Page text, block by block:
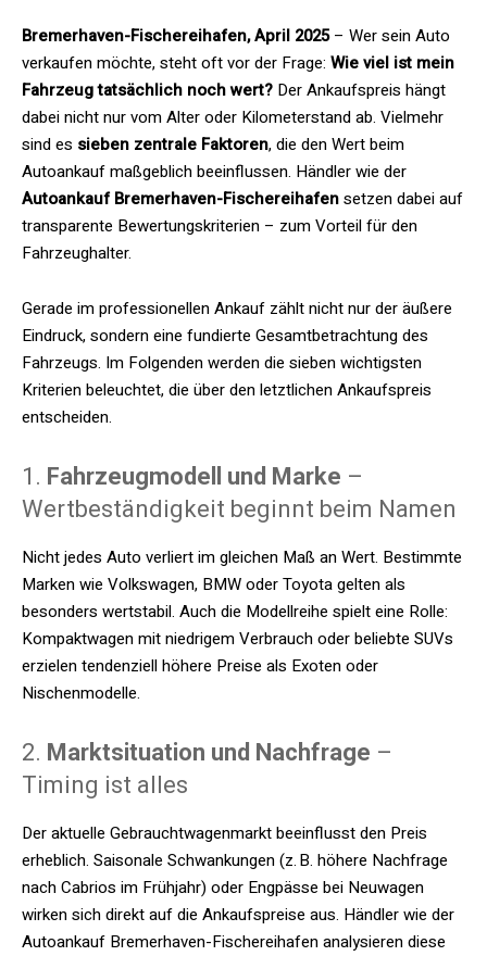
Bremerhaven-Fischereihafen, April 2025– Wer sein Auto
verkaufen möchte, steht oft vor der Frage: Wie viel ist mein
Fahrzeug tatsächlich noch wert? Der Ankaufspreis hängt
dabei nicht nur vom Alter oder Kilometerstand ab. Vielmehr
sind es sieben zentrale Faktoren, die den Wert beim
Autoankauf maßgeblich beeinflussen. Händler wie der
Autoankauf Bremerhaven-Fischereihafensetzen dabei auf
transparente Bewertungskriterien – zum Vorteil für den
Fahrzeughalter.
Gerade im professionellen Ankauf zählt nicht nur der äußere
Eindruck, sondern eine fundierte Gesamtbetrachtung des
Fahrzeugs. Im Folgenden werden die sieben wichtigsten
Kriterien beleuchtet, die über den letztlichen Ankaufspreis
entscheiden.
1. Fahrzeugmodell und Marke –
Wertbeständigkeit beginnt beim Namen
Nicht jedes Auto verliert im gleichen Maß an Wert. Bestimmte
Marken wie Volkswagen, BMW oder Toyota gelten als
besonders wertstabil. Auch die Modellreihe spielt eine Rolle:
Kompaktwagen mit niedrigem Verbrauch oder beliebte SUVs
erzielen tendenziell höhere Preise als Exoten oder
Nischenmodelle.
2. Marktsituation und Nachfrage –
Timing ist alles
Der aktuelle Gebrauchtwagenmarkt beeinflusst den Preis
erheblich. Saisonale Schwankungen (z. B. höhere Nachfrage
nach Cabrios im Frühjahr) oder Engpässe bei Neuwagen
wirken sich direkt auf die Ankaufspreise aus. Händler wie der
Autoankauf Bremerhaven-Fischereihafen analysieren diese